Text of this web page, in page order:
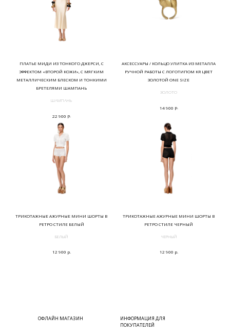
ПЛАТЬЕ МИДИ ИЗ ТОНКОГО ДЖЕРСИ, С
ЭФФЕКТОМ «ВТОРОЙ КОЖИ», С МЯГКИМ
МЕТАЛЛИЧЕСКИМ БЛЕСКОМ И ТОНКИМИ
БРЕТЕЛЯМИ ШАМПАНЬ
ШАМПАНЬ
22 900 р.
АКСЕССУАРЫ / КОЛЬЦО УЛИТКА ИЗ МЕТАЛЛА
РУЧНОЙ РАБОТЫ С ЛОГОТИПОМ KR ЦВЕТ
ЗОЛОТОЙ ONE SIZE
ЗОЛОТО
14 900 р.
ТРИКОТАЖНЫЕ АЖУРНЫЕ МИНИ ШОРТЫ В
РЕТРО СТИЛЕ БЕЛЫЙ
БЕЛЫЙ
12 900 р.
ТРИКОТАЖНЫЕ АЖУРНЫЕ МИНИ ШОРТЫ В
РЕТРО СТИЛЕ ЧЕРНЫЙ
ЧЕРНЫЙ
12 900 р.
ОФЛАЙН МАГАЗИН
ИНФОРМАЦИЯ ДЛЯ
ПОКУПАТЕЛЕЙ